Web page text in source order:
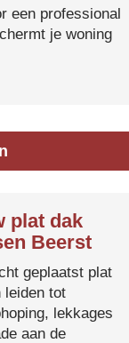
een professional
je woning
plat dak
Beerst
geplaatst plat
leiden tot
lekkages
aan de